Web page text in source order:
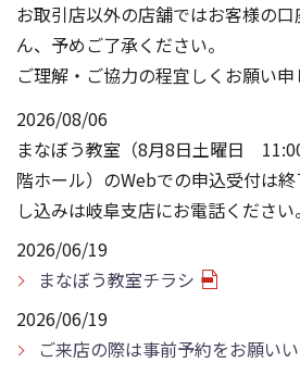
お取引店以外の店舗ではお客様の
ん、予めご了承ください。
ご理解・ご協力の程宜しくお願い申
2026/08/06
まなぼう教室（8月8日土曜日
階ホール）のWebでの申込受付は
し込みは岐阜支店にお電話ください。
2026/06/19
まなぼう教室チラシ
2026/06/19
ご来店の際は事前予約をお願い